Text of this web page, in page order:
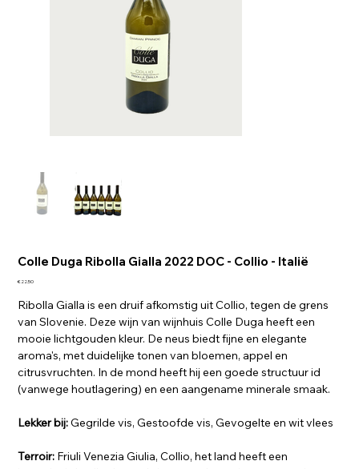
Colle Duga Ribolla Gialla 2022 DOC - Collio - Italië
Price
€22.50
Ribolla Gialla is een druif afkomstig uit Collio, tegen de grens
van Slovenie. Deze wijn van wijnhuis Colle Duga heeft een
mooie lichtgouden kleur. De neus biedt fijne en elegante
aroma's, met duidelijke tonen van bloemen, appel en
citrusvruchten. In de mond heeft hij een goede structuur id
(vanwege houtlagering) en een aangename minerale smaak.
Lekker bij:Gegrilde vis, Gestoofde vis, Gevogelte en wit vlees
Terroir: Friuli Venezia Giulia, Collio, het land heeft een